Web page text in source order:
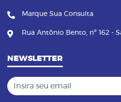
Marque Sua Consulta
Rua Antônio Bento, nº 162 -
NEWSLETTER
Insira seu email